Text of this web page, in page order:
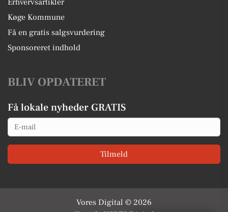
Erhvervsartikler
Køge Kommune
Få en gratis salgsvurdering
Sponsoreret indhold
BLIV OPDATERET
Få lokale nyheder GRATIS
Email
Tilmeld
Vores Digital © 2026